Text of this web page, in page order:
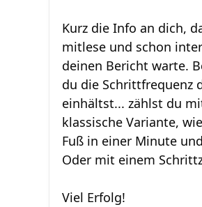
Kurz die Info an dich,
mitlese und schon
deinen Bericht warte.
du die Schrittfrequenz
einhältst... zählst du
klassische Variante,
Fuß in einer Minute
Oder mit einem
Viel Erfolg!